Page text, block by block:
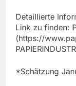
Detaillierte
Link zu finden:
(https://
*Schätzung